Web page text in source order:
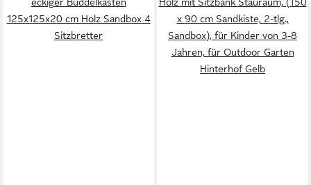
125x125x20 cm Holz Sandbox 4
Sitzbretter
x 90 cm Sandkiste, 2-tlg.,
Sandbox), für Kinder von 3-8
Jahren, für Outdoor Garten
Hinterhof Gelb